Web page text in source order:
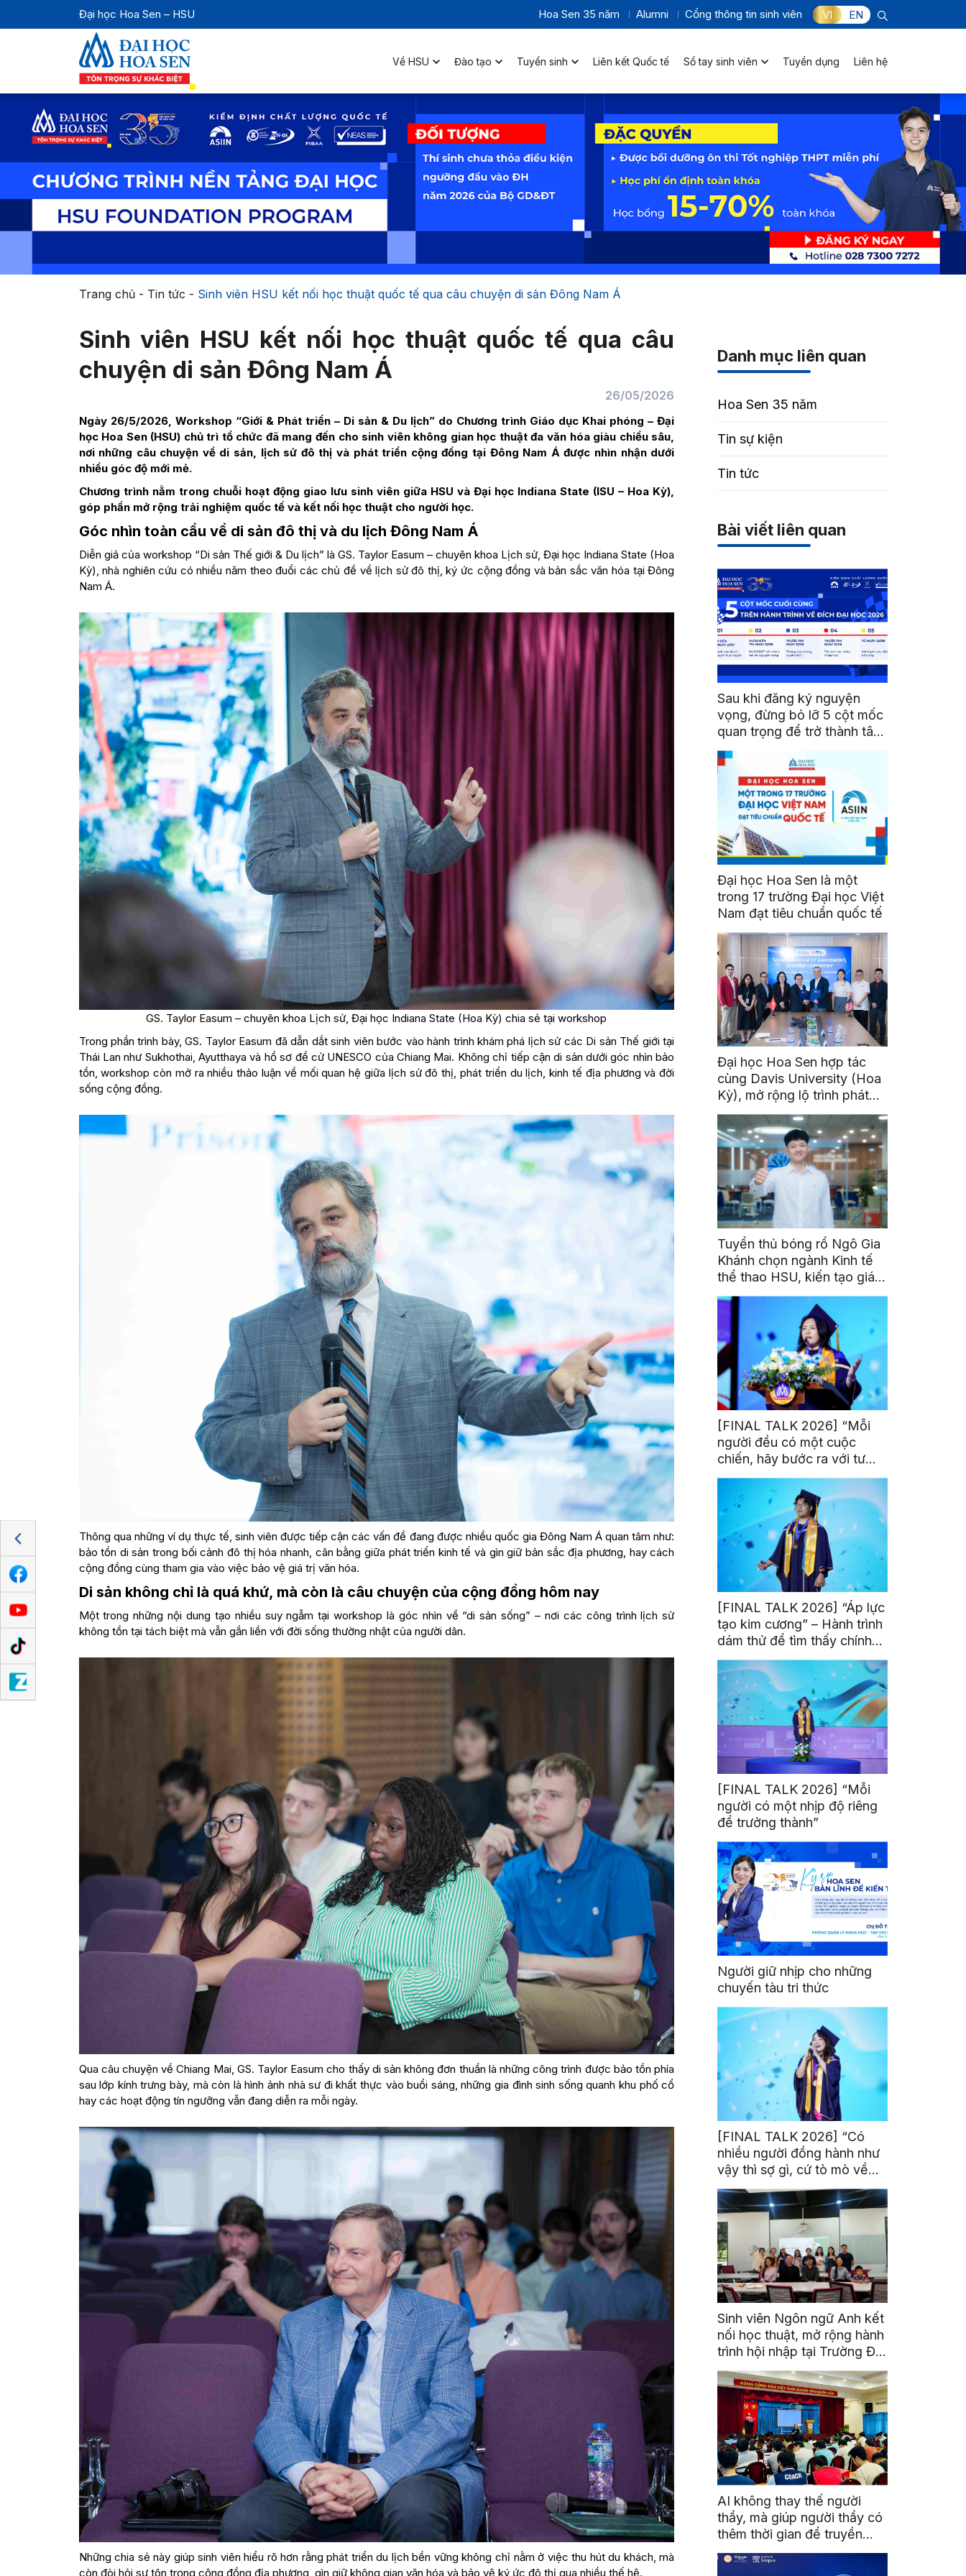
Đại học Hoa Sen – HSU Hoa Sen 35 năm Alumni Cổng thông tin sinh viên VI EN
Về HSU Đào tạo Tuyển sinh Liên kết Quốc tế Sổ tay sinh viên Tuyển dụng Liên hệ
Trang chủ- Tin tức - Sinh viên HSU kết nối học thuật quốc tế qua câu chuyện di sản Đông Nam Á
Sinh viên HSU kết nối học thuật quốc tế qua câu
chuyện di sản Đông Nam Á
26/05/2026
Ngày 26/5/2026, Workshop “Giới & Phát triển – Di sản & Du lịch” do Chương trình Giáo dục Khai phóng – Đại
học Hoa Sen (HSU) chủ trì tổ chức đã mang đến cho sinh viên không gian học thuật đa văn hóa giàu chiều sâu,
nơi những câu chuyện về di sản, lịch sử đô thị và phát triển cộng đồng tại Đông Nam Á được nhìn nhận dưới
nhiều góc độ mới mẻ.
Chương trình nằm trong chuỗi hoạt động giao lưu sinh viên giữa HSU và Đại học Indiana State (ISU – Hoa Kỳ),
góp phần mở rộng trải nghiệm quốc tế và kết nối học thuật cho người học.
Góc nhìn toàn cầu về di sản đô thị và du lịch Đông Nam Á
Diễn giả của workshop “Di sản Thế giới & Du lịch” là GS. Taylor Easum – chuyên khoa Lịch sử, Đại học Indiana State (Hoa
Kỳ), nhà nghiên cứu có nhiều năm theo đuổi các chủ đề về lịch sử đô thị, ký ức cộng đồng và bản sắc văn hóa tại Đông
Nam Á.
GS. Taylor Easum – chuyên khoa Lịch sử, Đại học Indiana State (Hoa Kỳ) chia sẻ tại workshop
Trong phần trình bày, GS. Taylor Easum đã dẫn dắt sinh viên bước vào hành trình khám phá lịch sử các Di sản Thế giới tại
Thái Lan như Sukhothai, Ayutthaya và hồ sơ đề cử UNESCO của Chiang Mai. Không chỉ tiếp cận di sản dưới góc nhìn bảo
tồn, workshop còn mở ra nhiều thảo luận về mối quan hệ giữa lịch sử đô thị, phát triển du lịch, kinh tế địa phương và đời
sống cộng đồng.
Thông qua những ví dụ thực tế, sinh viên được tiếp cận các vấn đề đang được nhiều quốc gia Đông Nam Á quan tâm như:
bảo tồn di sản trong bối cảnh đô thị hóa nhanh, cân bằng giữa phát triển kinh tế và gìn giữ bản sắc địa phương, hay cách
cộng đồng cùng tham gia vào việc bảo vệ giá trị văn hóa.
Di sản không chỉ là quá khứ, mà còn là câu chuyện của cộng đồng hôm nay
Một trong những nội dung tạo nhiều suy ngẫm tại workshop là góc nhìn về “di sản sống” – nơi các công trình lịch sử
không tồn tại tách biệt mà vẫn gắn liền với đời sống thường nhật của người dân.
Qua câu chuyện về Chiang Mai, GS. Taylor Easum cho thấy di sản không đơn thuần là những công trình được bảo tồn phía
sau lớp kính trưng bày, mà còn là hình ảnh nhà sư đi khất thực vào buổi sáng, những gia đình sinh sống quanh khu phố cổ
hay các hoạt động tín ngưỡng vẫn đang diễn ra mỗi ngày.
Những chia sẻ này giúp sinh viên hiểu rõ hơn rằng phát triển du lịch bền vững không chỉ nằm ở việc thu hút du khách, mà
còn đòi hỏi sự tôn trọng cộng đồng địa phương, gìn giữ không gian văn hóa và bảo vệ ký ức đô thị qua nhiều thế hệ.
Danh mục liên quan
Hoa Sen 35 năm
Tin sự kiện
Tin tức
Bài viết liên quan
Sau khi đăng ký nguyện
vọng, đừng bỏ lỡ 5 cột mốc
quan trọng để trở thành tân
sinh viên HSU
Đại học Hoa Sen là một
trong 17 trường Đại học Việt
Nam đạt tiêu chuẩn quốc tế
Đại học Hoa Sen hợp tác
cùng Davis University (Hoa
Kỳ), mở rộng lộ trình phát
triển toàn cầu cho sinh viên
Tuyển thủ bóng rổ Ngô Gia
Khánh chọn ngành Kinh tế
thể thao HSU, kiến tạo giá
trị từ đam mê thể thao
[FINAL TALK 2026] “Mỗi
người đều có một cuộc
chiến, hãy bước ra với tư
thế của người chiến thắng”
[FINAL TALK 2026] “Áp lực
tạo kim cương” – Hành trình
dám thử để tìm thấy chính
mình
[FINAL TALK 2026] “Mỗi
người có một nhịp độ riêng
để trưởng thành”
Người giữ nhịp cho những
chuyến tàu tri thức
[FINAL TALK 2026] “Có
nhiều người đồng hành như
vậy thì sợ gì, cứ tò mò về
thế giới thôi”
Sinh viên Ngôn ngữ Anh kết
nối học thuật, mở rộng hành
trình hội nhập tại Trường Đại
học Quốc gia Malaysia
AI không thay thế người
thầy, mà giúp người thầy có
thêm thời gian để truyền
cảm hứng